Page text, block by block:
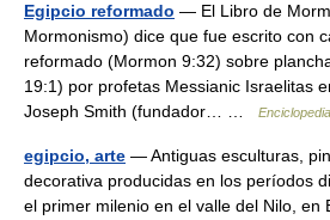
Egipcio reformado — El Libro de
Mormonismo) dice que fue escrito con
reformado (Mormon 9:32) sobre
19:1) por profetas Messianic Israelitas
Joseph Smith (fundador… …
egipcio, arte — Antiguas esculturas,
decorativa producidas en los períodos
el primer milenio en el valle del Nilo, en